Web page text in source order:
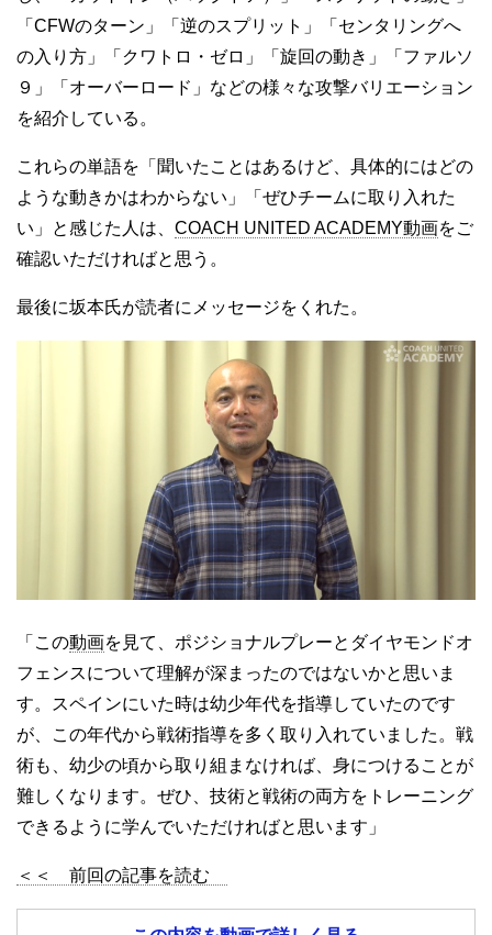
「CFWのターン」「逆のスプリット」「センタリングへ
の入り方」「クワトロ・ゼロ」「旋回の動き」「ファルソ
９」「オーバーロード」などの様々な攻撃バリエーション
を紹介している。
これらの単語を「聞いたことはあるけど、具体的にはどの
ような動きかはわからない」「ぜひチームに取り入れた
い」と感じた人は、 COACH UNITED ACADEMY動画をご
確認いただければと思う。
最後に坂本氏が読者にメッセージをくれた。
「この動画を見て、ポジショナルプレーとダイヤモンドオ
フェンスについて理解が深まったのではないかと思いま
す。スペインにいた時は幼少年代を指導していたのです
が、この年代から戦術指導を多く取り入れていました。戦
術も、幼少の頃から取り組まなければ、身につけることが
難しくなります。ぜひ、技術と戦術の両方をトレーニング
できるように学んでいただければと思います」
＜＜ 前回の記事を読む